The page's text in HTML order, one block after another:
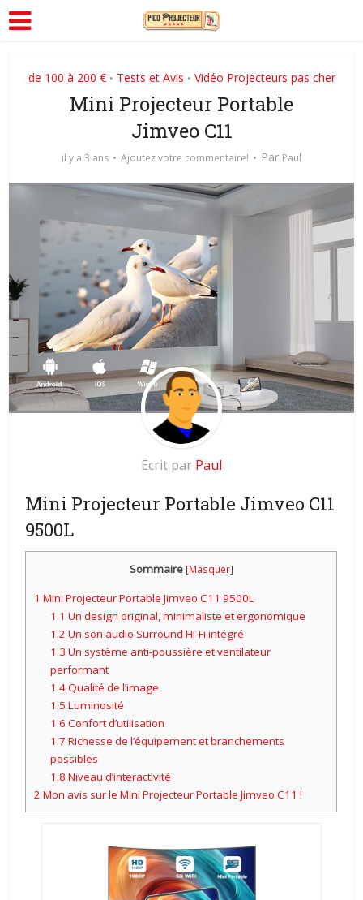
de 100 à 200 € • Tests et Avis • Vidéo Projecteurs pas cher
Mini Projecteur Portable
Jimveo C11
il y a 3 ans Ajoutez votre commentaire! Par Paul
Ecrit par Paul
Mini Projecteur Portable Jimveo C11
9500L
Sommaire [Masquer]
1 Mini Projecteur Portable Jimveo C11 9500L
1.1 Un design original, minimaliste et ergonomique
1.2 Un son audio Surround Hi-Fi intégré
1.3 Un système anti-poussière et ventilateur
performant
1.4Qualité de l’image
1.5 Luminosité
1.6 Confort d’utilisation
1.7 Richesse de l’équipement et branchements
possibles
1.8 Niveau d’interactivité
2 Mon avis sur le Mini Projecteur Portable Jimveo C11 !